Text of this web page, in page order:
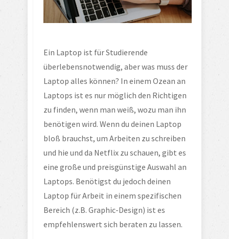
Ein Laptop ist für Studierende
überlebensnotwendig, aber was muss der
Laptop alles können? In einem Ozean an
Laptops ist es nur möglich den Richtigen
zu finden, wenn man weiß, wozu man ihn
benötigen wird. Wenn du deinen Laptop
bloß brauchst, um Arbeiten zu schreiben
und hie und da Netflix zu schauen, gibt es
eine große und preisgünstige Auswahl an
Laptops. Benötigst du jedoch deinen
Laptop für Arbeit in einem spezifischen
Bereich (z.B. Graphic-Design) ist es
empfehlenswert sich beraten zu lassen.